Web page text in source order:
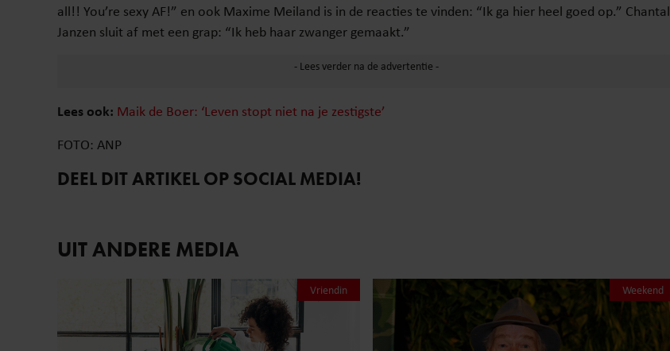
all!! You’re sexy AF!” en ook Maxime Meiland is in de reacties te vinden: “Ik ga hier heel goed op.” Chantal
Janzen sluit af met een grap: “Ik heb haar zwanger gemaakt.”
Lees ook: Maik de Boer: ‘Leven stopt niet na je zestigste’
FOTO: ANP
DEEL DIT ARTIKEL OP SOCIAL MEDIA!
UIT ANDERE MEDIA
Vriendin Weekend